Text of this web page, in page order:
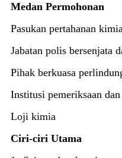
Medan Permohonan
Pasukan pertahanan
Jabatan polis bersenjata
Pihak berkuasa
Institusi pemeriksaan
Loji kimia
Ciri-ciri Utama